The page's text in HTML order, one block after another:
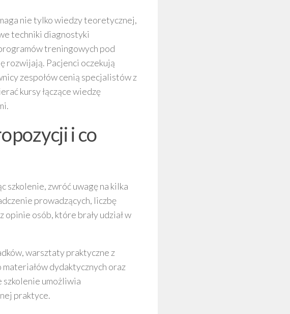
nie tylko wiedzy teoretycznej,
techniki diagnostyki
treningowych pod
rozwijają. Pacjenci oczekują
zespołów cenią specjalistów z
kursy łączące wiedzę
i co
zwróć uwagę na kilka
prowadzących, liczbę
osób, które brały udział w
warsztaty praktyczne z
dydaktycznych oraz
szkolenie umożliwia
praktyce.